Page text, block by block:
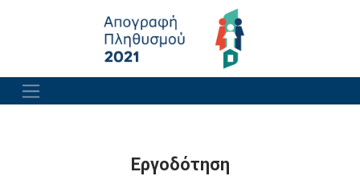
Εργοδότηση